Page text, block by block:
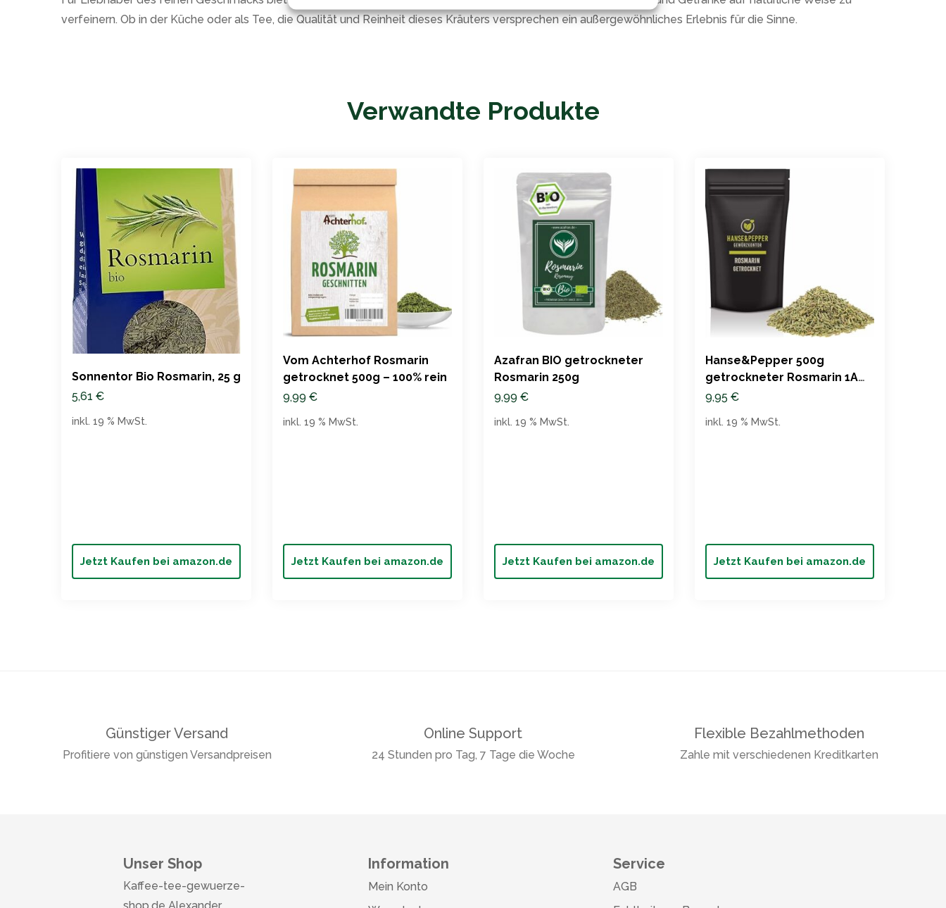
verfeinern. Ob in der Küche oder als Tee, die Qualität und Reinheit dieses Kräuters versprechen ein außergewöhnliches Erlebnis für die Sinne.
Verwandte Produkte
Sonnentor Bio Rosmarin, 25 g
5,61 €
Jetzt Kaufen bei amazon.de
inkl. 19 % MwSt.
Vom Achterhof Rosmarin
getrocknet 500g – 100% rein
9,99 €
Jetzt Kaufen bei amazon.de
inkl. 19 % MwSt.
Azafran BIO getrockneter
Rosmarin 250g
9,99 €
Jetzt Kaufen bei amazon.de
inkl. 19 % MwSt.
Hanse&Pepper 500g
getrockneter Rosmarin 1A
Aromatisch
9,95 €
Jetzt Kaufen bei amazon.de
inkl. 19 % MwSt.
Günstiger Versand
Profitiere von günstigen Versandpreisen
Online Support
24 Stunden pro Tag, 7 Tage die Woche
Flexible Bezahlmethoden
Zahle mit verschiedenen Kreditkarten
Unser Shop
Kaffee-tee-gewuerze-
Information
Mein Konto
Service
AGB